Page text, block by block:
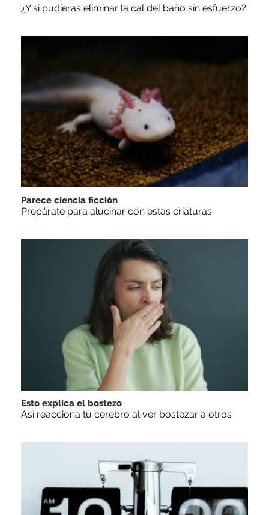
¿Y si pudieras eliminar la cal del baño sin esfuerzo?
Parece ciencia ficción
Prepárate para alucinar con estas criaturas
Esto explica el bostezo
Así reacciona tu cerebro al ver bostezar a otros